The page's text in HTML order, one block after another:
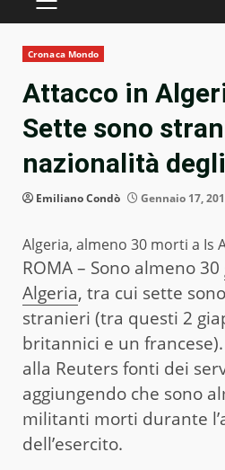
PRIMARY
Cronaca Mondo
Attacco in
Sette sono
nazionalità
Emiliano Condò Gennaio 17,
Algeria, almeno 30 morti a Is
ROMA – Sono almeno 30
Algeria, tra cui sette
stranieri (tra questi 2
britannici e un
alla Reuters fonti dei
aggiungendo che sono
militanti morti durante
dell’esercito.